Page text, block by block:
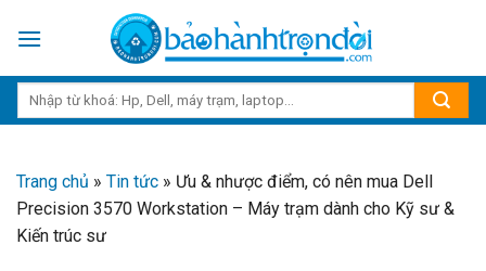
Trang chủ » Tin tức » Ưu & nhược điểm, có nên mua Dell
Precision 3570 Workstation – Máy trạm dành cho Kỹ sư &
Kiến trúc sư